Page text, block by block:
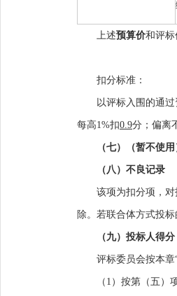
上述预算价和评
扣分标准：
以评标入围的通
每高1%扣0.9分；偏离
（七） （暂不使用
（八 ） 不良记录
该项为扣分项，对
除。 若联合体方式投
（九）投标人得分
评标委员会按本章
（ 1 ）按第 （五）